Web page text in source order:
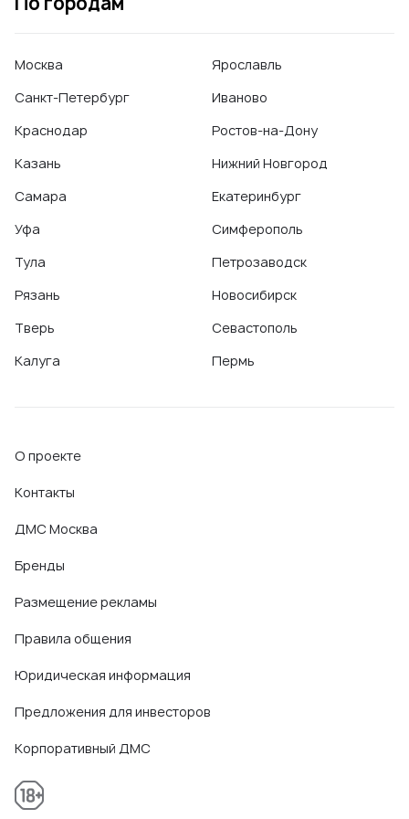
выводы, стоит ли обращаться к таким "врачам".
Ссылка на первоисточник
Москва
Санкт-Петербург
Краснодар
Казань
Самара
Уфа
Тула
Рязань
Тверь
Калуга
Ярославль
Иваново
Ростов-на-Дону
Нижний Новгород
Екатеринбург
Симферополь
Петрозаводск
Новосибирск
Севастополь
Пермь
О проекте
Контакты
ДМС Москва
Бренды
Размещение рекламы
Правила общения
Юридическая информация
Предложения для инвесторов
Корпоративный ДМС